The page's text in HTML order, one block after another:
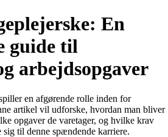
En
guide til
arbejdsopgaver
en afgørende rolle inden for
artikel vil udforske, hvordan man bliver
opgaver de varetager, og hvilke krav
til denne spændende karriere.